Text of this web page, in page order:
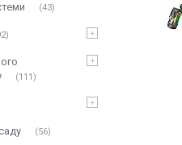
43
111
56